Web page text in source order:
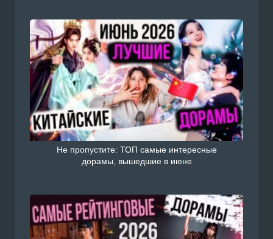
Не пропустите: ТОП самые интересные
дорамы, вышедшие в июне